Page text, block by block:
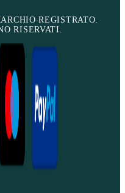
REGISTRATO.
RISERVATI.